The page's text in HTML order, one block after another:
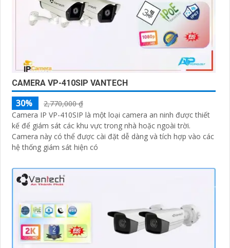
CAMERA VP-410SIP VANTECH
30%
2,770,000 ₫
Camera IP VP-410SIP là một loại camera an ninh được thiết
kế để giám sát các khu vực trong nhà hoặc ngoài trời.
Camera này có thể được cài đặt dễ dàng và tích hợp vào các
hệ thống giám sát hiện có